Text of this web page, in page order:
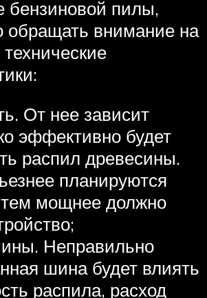
бензиновой пилы,
обращать внимание на
От нее зависит
эффективно будет
распил древесины.
планируются
мощнее должно
Неправильно
шина будет влиять
распила, расход